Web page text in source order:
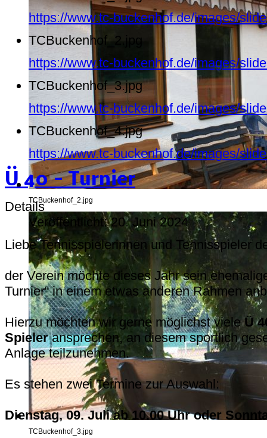
TCBuckenhof_2.jpg
TCBuckenhof_3.jpg
https://www.tc-buckenhof.de/images/
TCBuckenhof_2.jpg
https://www.tc-buckenhof.de/images/
TCBuckenhof_3.jpg
https://www.tc-buckenhof.de/images/
TCBuckenhof_4.jpg
https://www.tc-buckenhof.de/images/
Ü 40 - Turnier
Details
Veröffentlicht: 20. Juni 2024
Liebe Tennisspielerinnen und Tennisspieler
der Verein möchte dieses Jahr sein
Turnier“ in einem etwas anderen Rahmen
Hierzu möchten wir gerne möglichst vieleÜ
Spieleransprechen, an diesem sportlich
Anlage teilzunehmen.
Es stehen zwei Termine zur Auswahl:
Dienstag, 09. Juli ab 10.00 Uhr oder